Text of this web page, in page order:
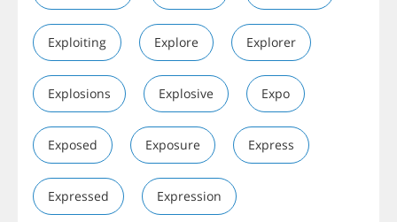
Exploiting Explore Explorer
Explosions Explosive Expo
Exposed Exposure Express
Expressed Expression